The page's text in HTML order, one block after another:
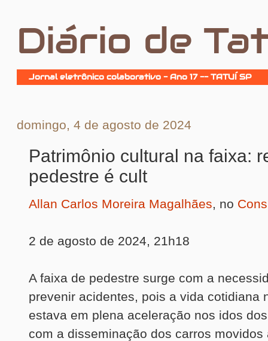
Diário de
Jornal eletrônico colaborativo - Ano 17 -- TATUÍ SP
domingo, 4 de agosto de 2024
Patrimônio cultural na faixa:
pedestre é cult
Allan Carlos Moreira Magalhães, no
2 de agosto de 2024, 21h18
A faixa de pedestre surge com a
prevenir acidentes, pois a vida cotidiana
estava em plena aceleração nos idos
com a disseminação dos carros movidos